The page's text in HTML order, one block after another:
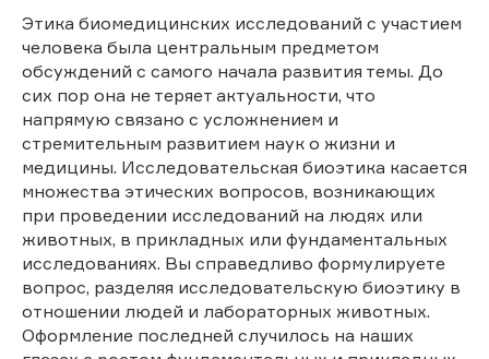
Этика биомедицинских исследований с участием
человека была центральным предметом
обсуждений с самого начала развития темы. До
сих пор она не теряет актуальности, что
напрямую связано с усложнением и
стремительным развитием наук о жизни и
медицины. Исследовательская биоэтика касается
множества этических вопросов, возникающих
при проведении исследований на людях или
животных, в прикладных или фундаментальных
исследованиях. Вы справедливо формулируете
вопрос, разделяя исследовательскую биоэтику в
отношении людей и лабораторных животных.
Оформление последней случилось на наших